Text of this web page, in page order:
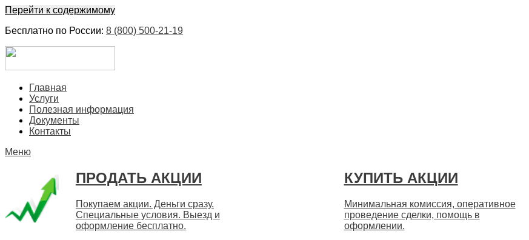
Перейти к содержимому
Бесплатно по России: 8 (800) 500-21-19
Главная
Услуги
Полезная информация
Документы
Контакты
Меню
ПРОДАТЬ АКЦИИ
Покупаем акции. Деньги сразу.
Специальные условия. Выезд и
оформление бесплатно.
КУПИТЬ АКЦИИ
Минимальная комиссия, оперативное
проведение сделки, помощь в
оформлении.